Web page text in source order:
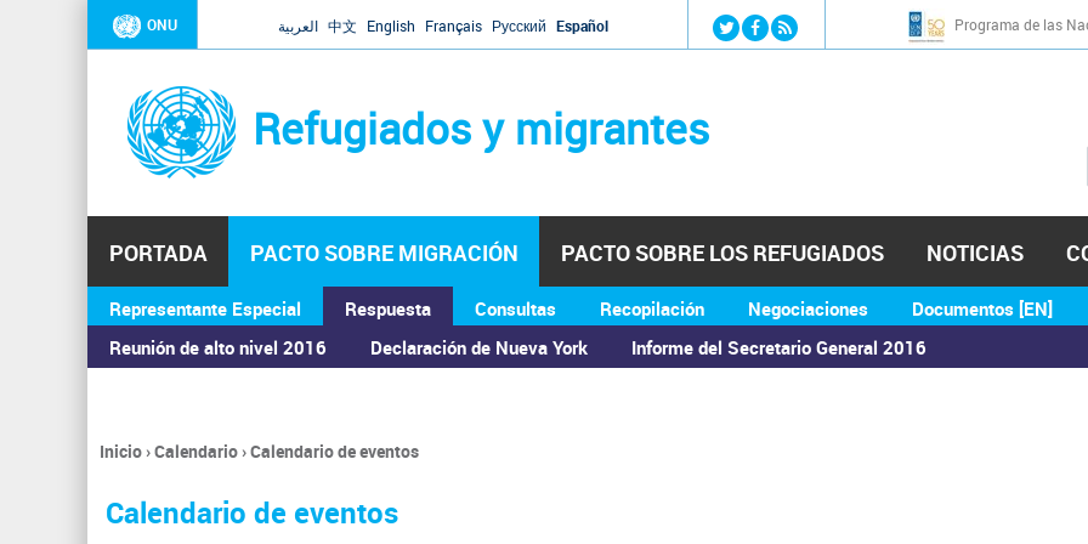
Jump to navigation
ONU العربية 中文 English Français Русский Español Programa de las
Refugiados y migrantes
PORTADA PACTO SOBRE MIGRACIÓN
Representante Especial
Respuesta
Reunión de alto nivel 2016
Declaración de Nueva York Informe del Secretario General 2016
Consultas Recopilación Negociaciones Documentos [EN]
PACTO SOBRE LOS REFUGIADOS NOTICIAS
ASAMBLEA GENERAL
Se
encuentra
usted
Inicio›Calendario›Calendario de eventos
Calendario de eventos